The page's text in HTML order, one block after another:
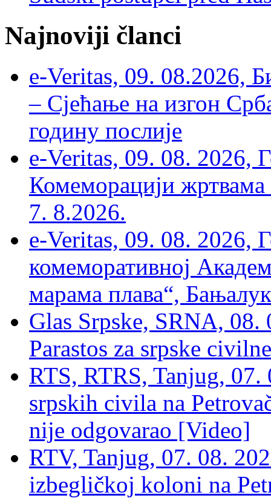
Najnoviji članci
e-Veritas, 09. 08.2026,
– Сјећање на изгон
годину послије
e-Veritas, 09. 08. 2026,
Комеморацији жртвама
7. 8.2026.
e-Veritas, 09. 08. 2026,
комеморативној
марама плава“,
Glas Srpske, SRNA,
Parastos za srpske
RTS, RTRS, Tanjug,
srpskih civila na
nije odgovarao [Video]
RTV, Tanjug, 07. 08.
izbegličkoj koloni na